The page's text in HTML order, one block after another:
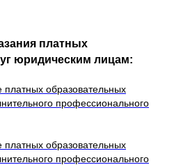
платных
юридическим лицам:
платных образовательных
профессионального
платных образовательных
профессионального